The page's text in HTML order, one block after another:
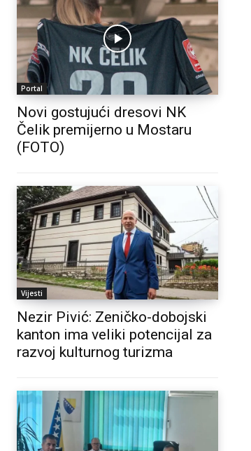
Portal
Novi gostujući dresovi NK
Čelik premijerno u Mostaru
(FOTO)
Vijesti
Nezir Pivić: Zeničko-dobojski
kanton ima veliki potencijal za
razvoj kulturnog turizma